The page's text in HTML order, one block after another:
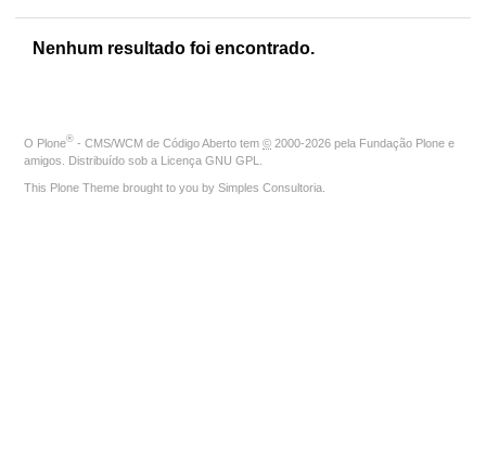
Nenhum resultado foi encontrado.
O Plone® - CMS/WCM de Código Aberto tem © 2000-2026 pela Fundação Plone e
amigos. Distribuído sob a Licença GNU GPL
This Plone Theme brought to you by Simples Consultoria